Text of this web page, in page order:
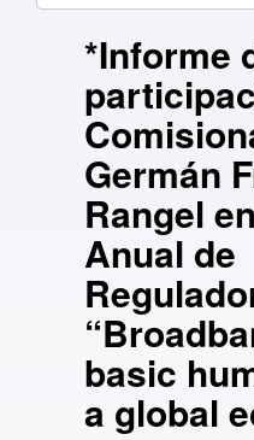
*Informe
Germán
Rangel
Anual de
basic
a global